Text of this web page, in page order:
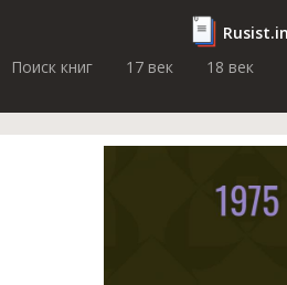
Поиск книг
17 век 18 век